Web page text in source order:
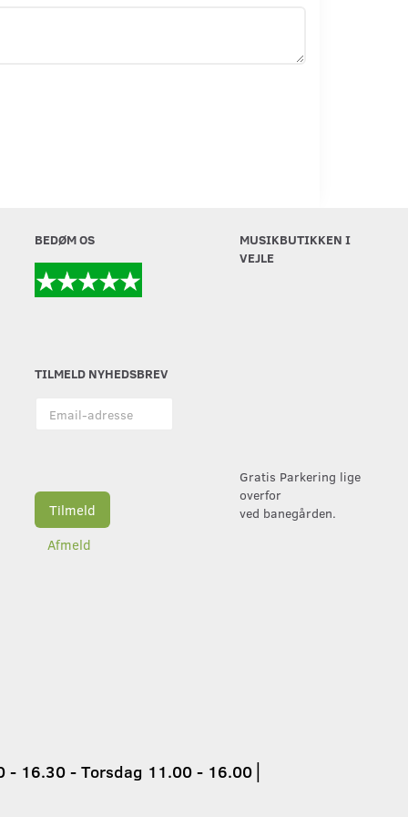
BEDØM OS
TILMELD NYHEDSBREV
adresse
Tilmeld
Afmeld
MUSIKBUTIKKEN I
VEJLE
Gratis Parkering lige
overfor
ved banegården.
- 16.30 - Torsdag 11.00 - 16.00